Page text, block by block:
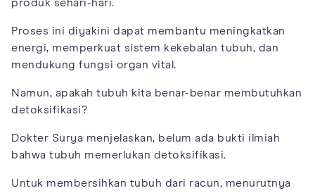
produk sehari-hari.
Proses ini diyakini dapat membantu meningkatkan
energi, memperkuat sistem kekebalan tubuh, dan
mendukung fungsi organ vital.
Namun, apakah tubuh kita benar-benar membutuhkan
detoksifikasi?
Dokter Surya menjelaskan, belum ada bukti ilmiah
bahwa tubuh memerlukan detoksifikasi.
Untuk membersihkan tubuh dari racun, menurutnya